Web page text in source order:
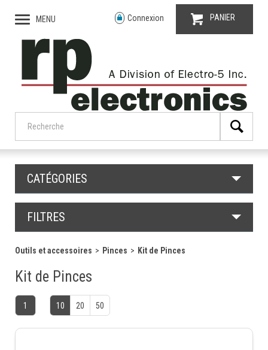
MENU Connexion PANIER
CATÉGORIES
FILTRES
Outils et accessoires Pinces Kit de Pinces
Kit de Pinces
1 10 20 50